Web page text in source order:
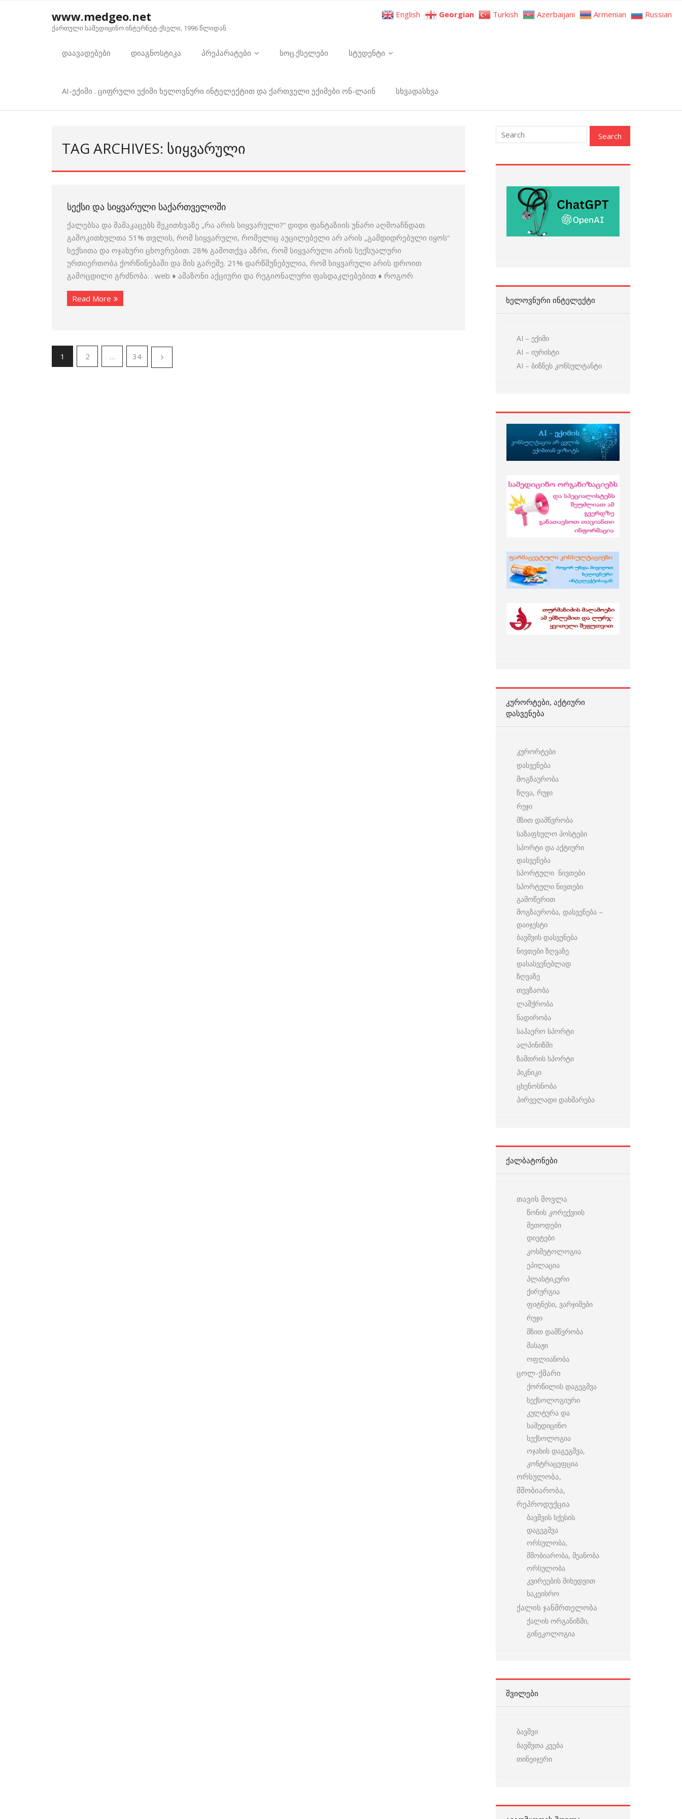
www.medgeo.net
ქართული სამედიცინო ინტერნეტ-ქსელი, 1996 წლიდან
დაავადებები დიაგნოსტიკა პრეპარატები სოც.ქსელები სტუდენტი
AI-ექიმი . ციფრული ექიმი ხელოვნური ინტელექტით და ქართველი ექიმები ონ-ლაინ სხვადასხვა
TAG ARCHIVES: ᲡᲘᲧᲕᲐᲠᲣᲚᲘ
ᲡᲔᲥᲡᲘ ᲓᲐ ᲡᲘᲧᲕᲐᲠᲣᲚᲘ ᲡᲐᲥᲐᲠᲗᲕᲔᲚᲝᲨᲘ
ქალებსა და მამაკაცებს შეკითხვაზე „რა არის სიყვარული?“ დიდი ფანტაზიის უნარი აღმოაჩნდათ.
გამოკითხულთა 51% თვლის, რომ სიყვარული, რომელიც აუცილებელი არ არის „გამდიდრებული იყოს“
სექსითა და ოჯახური ცხოვრებით. 28% გამოთქვა აზრი, რომ სიყვარული არის სექსუალური
ურთიერთობა ქორწინებაში და მის გარეშე. 21% დარწმუნებულია, რომ სიყვარული არის დროით
გამოცდილი გრძნობა. . web ♦ ამაზონი აქციური და რეგიონალური ფასდაკლებებით ♦ როგორ
Read More
1 2 … 34
ᲮᲔᲚᲝᲕᲜᲣᲠᲘ ᲘᲜᲢᲔᲚᲔᲥᲢᲘ
AI – ექიმი
AI – იურისტი
AI – ბიზნეს კონსულტანტი
ᲙᲣᲠᲝᲠᲢᲔᲑᲘ, ᲐᲥᲢᲘᲣᲠᲘ
ᲓᲐᲡᲕᲔᲜᲔᲑᲐ
კურორტები
დასვენება
მოგზაურობა
ზღვა, რუჯი
რუჯი
მზით დამწვრობა
საზაფხულო პოსტები
სპორტი და აქტიური
დასვენება
სპორტული ნივთები
სპორტული ნივთები
გამოწერით
მოგზაურობა, დასვენება –
დაიჯესტი
ბავშვის დასვენება
ნივთები ზღვაზე
დასასვენებლად
ზღვაზე
თევზაობა
ლაშქრობა
ნადირობა
საჰაერო სპორტი
ალპინიზმი
ზამთრის სპორტი
პიკნიკი
ცხენოსნობა
პირველადი დახმარება
ᲥᲐᲚᲑᲐᲢᲝᲜᲔᲑᲘ
თავის მოვლა
წონის კორექვიის
მეთოდები
დიეტები
კოსმეტოლოგია
ეპილაცია
პლასტიკური
ქირურგია
ფიტნესი, ვარჯიშები
რუჯი
მზით დამწვრობა
მასაჟი
ოფლიანობა
ცოლ-ქმარი
ქორწილის დაგეგმვა
სექსოლოგიური
კულტურა და
სამედიცინო
სექსოლოგია
ოჯახის დაგეგმვა,
კონტრაცეფცია
ორსულობა,
მშობიარობა,
რეპროდუქცია
ბავშვის სქესის
დაგეგმვა
ორსულობა,
მშობიარობა, მეანობა
ორსულობა
კვირეების მიხედვით
საკეისრო
ქალის ჯანმრთელობა
ქალის ორგანიზმი,
გინეკოლოგია
ᲨᲕᲘᲚᲔᲑᲘ
ბავშვი
ბავშვთა კვება
თინეიჯერი
English Georgian Turkish Azerbaijani Armenian Russian